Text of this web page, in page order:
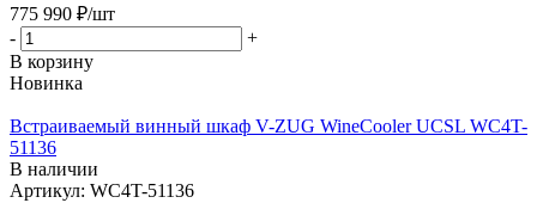
775 990 ₽/шт
-
+
В корзину
Новинка
Встраиваемый винный шкаф V-ZUG WineCooler UCSL WC4T-
51136
В наличии
Артикул: WC4T-51136